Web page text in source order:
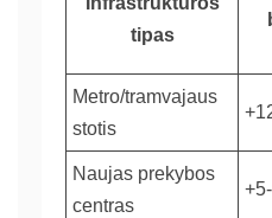
tipas
Metro/tramvajaus
stotis
Naujas prekybos
centras